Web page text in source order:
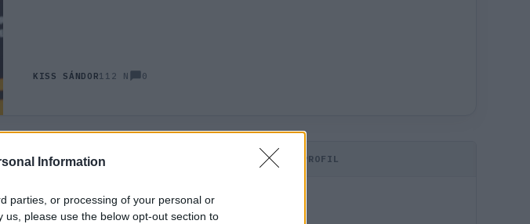
Information
parties, or processing of your personal or
please use the below opt-out section to
KISS SÁNDOR112 N 0
Rendezés: KOMMENTPROFIL